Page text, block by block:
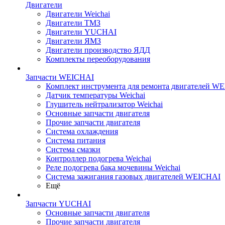
Двигатели
Двигатели Weichai
Двигатели ТМЗ
Двигатели YUCHAI
Двигатели ЯМЗ
Двигатели производство ЯДД
Комплекты переоборудования
Запчасти WEICHAI
Комплект инструмента для ремонта двигателей
Датчик температуры Weichai
Глушитель нейтрализатор Weichai
Основные запчасти двигателя
Прочие запчасти двигателя
Система охлаждения
Система питания
Система смазки
Контроллер подогрева Weichai
Реле подогрева бака мочевины Weichai
Система зажигания газовых двигателей WEICHAI
Ещё
Запчасти YUCHAI
Основные запчасти двигателя
Прочие запчасти двигателя